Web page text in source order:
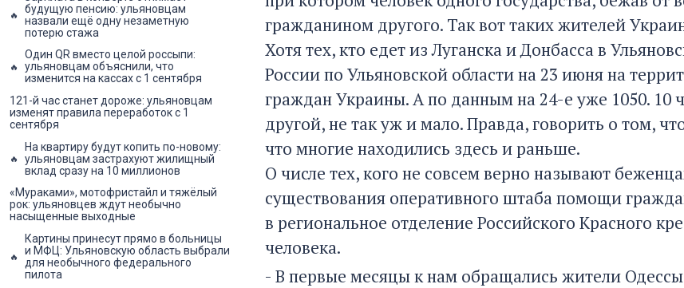
гражданином другого. Так вот таких жителей
Хотя тех, кто едет из Луганска и Донбасса в
России по Ульяновской области на 23 июня на
граждан Украины. А по данным на 24-е уже 1050. 10
другой, не так уж и мало. Правда, говорить о том,
что многие находились здесь и раньше.
О числе тех, кого не совсем верно называют
существования оперативного штаба помощи
в региональное отделение Российского Красного
человека.
- В первые месяцы к нам обращались жители
будущую пенсию: ульяновцам
назвали ещё одну незаметную
потерю стажа
Один QR вместо целой россыпи:
ульяновцам объяснили, что
изменится на кассах с 1 сентября
121-й час станет дороже: ульяновцам
изменят правила переработок с 1
сентября
На квартиру будут копить по-новому:
ульяновцам застрахуют жилищный
вклад сразу на 10 миллионов
«Мураками», мотофристайл и тяжёлый
рок: ульяновцев ждут необычно
насыщенные выходные
Картины принесут прямо в больницы
и МФЦ: Ульяновскую область выбрали
для необычного федерального
пилота